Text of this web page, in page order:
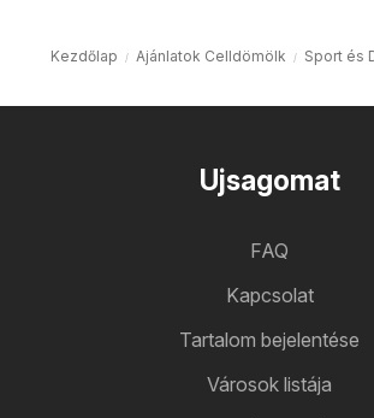
Kezdőlap Ajánlatok Celldömölk Sport és
Ujsagomat
FAQ
Kapcsolat
Tartalom bejelentése
Városok listája